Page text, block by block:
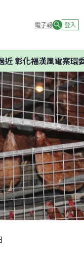
電子報 登入
化福漢風電案環委